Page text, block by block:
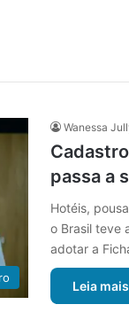
Wanessa
passa a
Hotéis,
o Brasil teve
adotar a
Leia